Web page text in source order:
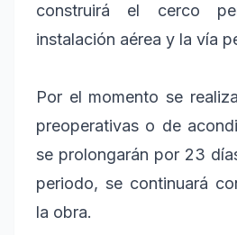
construirá el cerco
instalación aérea y la vía
Por el momento se
preoperativas o de
se prolongarán por 23
periodo, se continuará
la obra.